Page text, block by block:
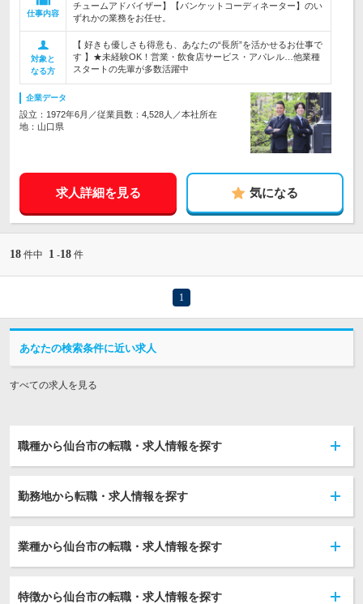
仕事内容
チュームアドバイザー】【バンケットコーディネーター】のい
ずれかの業務をお任せ。
対象と
なる方
【 好きも優しさも得意も、あなたの“長所”を活かせるお仕事で
す 】★未経験OK！営業・飲食店サービス・アパレル…他業種
スタートの先輩が多数活躍中
企業データ
設立：1972年6月／従業員数：4,528人／本社所在
地：山口県
求人詳細を見る 気になる
18 件中 1 -18 件
1
あなたの検索条件に近い求人
すべての求人を見る
職種から仙台市の転職・求人情報を探す
勤務地から転職・求人情報を探す
業種から仙台市の転職・求人情報を探す
特徴から仙台市の転職・求人情報を探す